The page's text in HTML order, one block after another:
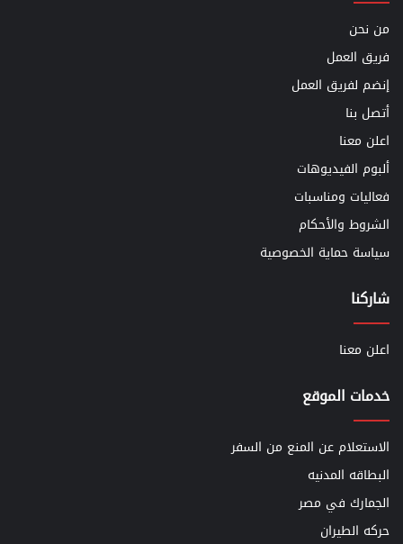
من نحن
فريق العمل
إنضم لفريق العمل
أتصل بنا
اعلن معنا
ألبوم الفيديوهات
فعاليات ومناسبات
الشروط والأحكام
سياسة حماية الخصوصية
شاركنا
اعلن معنا
خدمات الموقع
الاستعلام عن المنع من السفر
البطاقه المدنيه
الجمارك في مصر
حركه الطيران